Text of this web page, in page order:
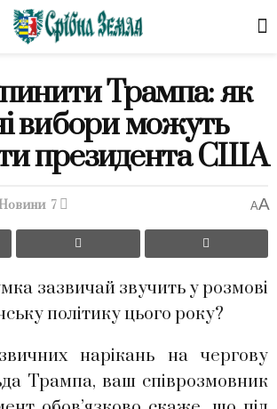
Трампа: як
вибори можуть
президента США
7 AA
зазвичай звучить у розмові
політику цього року?
нарікань на чергову
Трампа, ваш співрозмовник